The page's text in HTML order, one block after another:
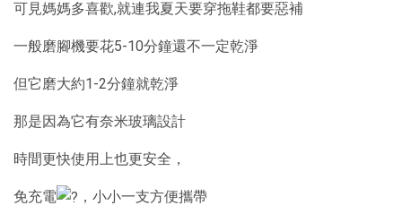
可見媽媽多喜歡,就連我夏天要穿拖鞋都要惡補
一般磨腳機要花5-10分鐘還不一定乾淨
但它磨大約1-2分鐘就乾淨
那是因為它有奈米玻璃設計
時間更快使用上也更安全，
免充電 ，小小一支方便攜帶